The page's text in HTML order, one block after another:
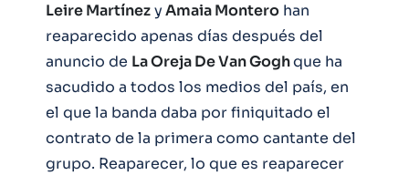
Leire MartínezyAmaia Montero han
reaparecido apenas días después del
anuncio de La Oreja De Van Goghque ha
sacudido a todos los medios del país, en
el que la banda daba por finiquitado el
contrato de la primera como cantante del
grupo. Reaparecer, lo que es reaparecer